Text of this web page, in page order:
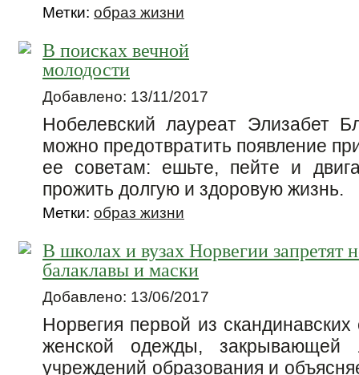
Метки: образ жизни
В поисках вечной
молодости
Добавлено: 13/11/2017
Нобелевский лауреат Элизабет
можно предотвратить появление
ее советам: ешьте, пейте и
прожить долгую и здоровую жизнь.
Метки: образ жизни
В школах и вузах Норвегии запретят
балаклавы и маски
Добавлено: 13/06/2017
Норвегия первой из
женской одежды, закрывающей
учреждений образования и